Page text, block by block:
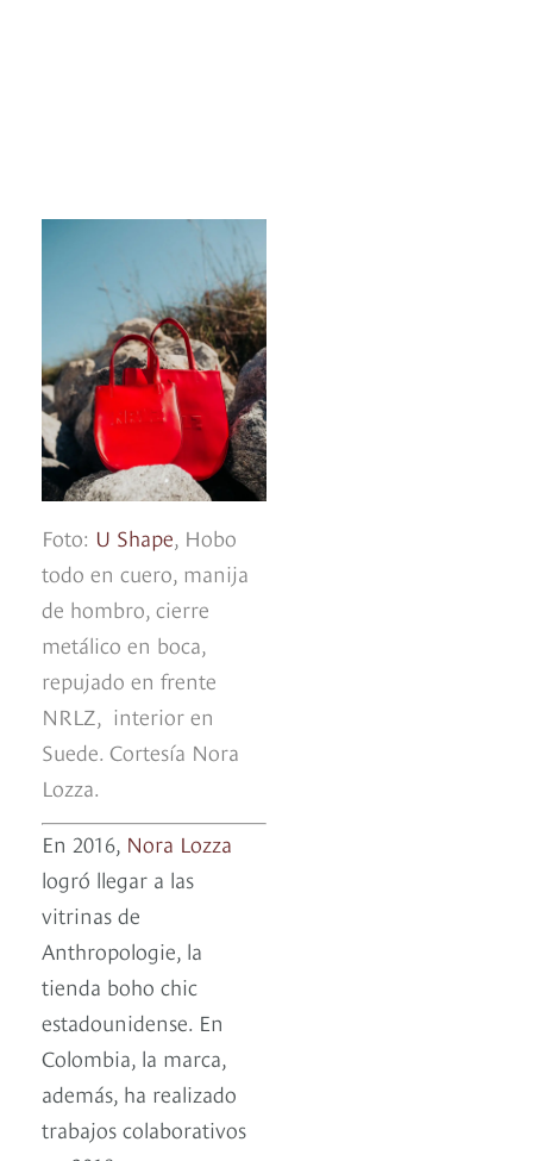
Foto: U Shape , Hobo
todo en cuero, manija
de hombro, cierre
metálico en boca,
repujado en frente
NRLZ, interior en
Suede. Cortesía Nora
Lozza.
En 2016, Nora Lozza
logró llegar a las
vitrinas de
Anthropologie, la
tienda boho chic
estadounidense. En
Colombia, la marca,
además, ha realizado
trabajos colaborativos